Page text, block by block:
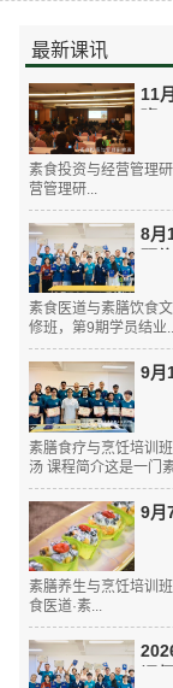
最新课讯
11
素食投资与经营管理
营管理研...
8月
研
素食医道与素膳饮食
修班，第9期学员结业
9月
素膳食疗与烹饪培训
汤 课程简介这是一门素
9月
素膳养生与烹饪培训
食医道·素...